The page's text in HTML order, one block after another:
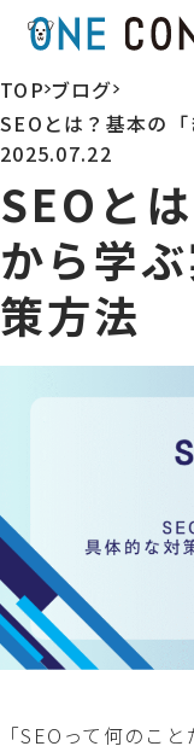
TOP>ブログ>
SEOとは？基本の
2025.07.22
SEOと
から学
策方法
「SEOって何のこと